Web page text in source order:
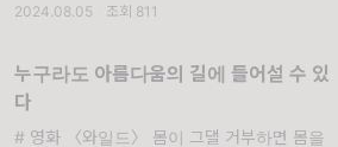
면, 2024년 한국에서 몇몇 영화들은 단순명료
2024.08.05 조회 811
누구라도 아름다움의 길에 들어설 수 있
다
# 영화 〈와일드〉 몸이 그댈 거부하면 몸을